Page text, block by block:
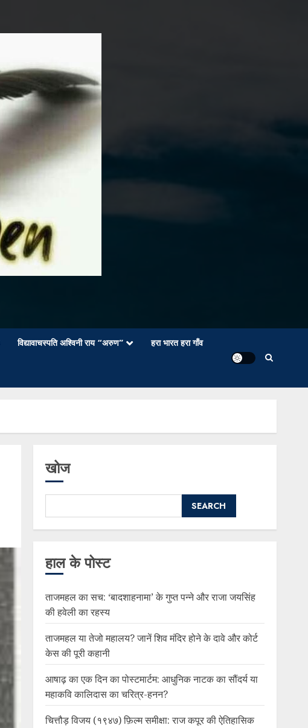
विद्यावाचस्पति अश्विनी राय “अरुण” हरा भारत हरा गाँव
खोज
SEARCH
हाल के पोस्ट
ताजमहल का सच: ‘बादशाहनामा’ के गुप्त पन्ने और राजा जयसिंह
की हवेली का रहस्य
ताजमहल या तेजो महालय? जानें शिव मंदिर होने के दावे और कोर्ट
केस की पूरी कहानी
आषाढ़ का एक दिन का पोस्टमार्टम: आधुनिक नाटक का सौंदर्य या
महाकवि कालिदास का चरित्र-हनन?
चित्तौड़ विजय (१९४७) फ़िल्म समीक्षा: राज कपूर की ऐतिहासिक